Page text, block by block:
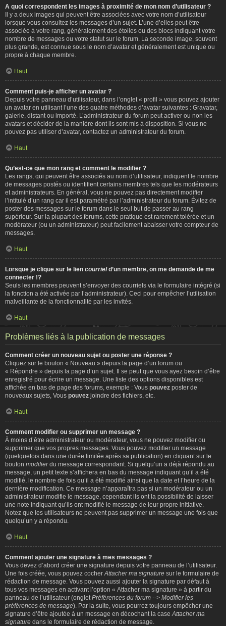
A quoi correspondent les images à proximité de mon nom d’utilisateur ?
Il y a deux images qui peuvent être associées avec votre nom d’utilisateur
lorsque vous consultez les messages d’un sujet. L’une d’elles peut être
associée à votre rang, généralement des étoiles ou des blocs indiquant votre
nombre de messages ou votre statut sur le forum. La seconde image, souvent
plus grande, est connue sous le nom d’avatar et généralement est unique ou
propre à chaque membre.
Haut
Comment puis-je afficher un avatar ?
Depuis votre panneau d’utilisateur, dans l’onglet « profil » vous pouvez ajouter
un avatar en utilisant l’une des quatre méthodes d’avatar suivantes : Gravatar,
galerie, distant ou importé. L’administrateur du forum peut activer ou non les
avatars et décider de la manière dont ils sont mis à disposition. Si vous ne
pouvez pas utiliser d’avatar, contactez un administrateur du forum.
Haut
Qu’est-ce que mon rang et comment le modifier ?
Les rangs, qui peuvent être associés au nom d’utilisateur, indiquent le nombre
de messages postés ou identifient certains membres tels que les modérateurs
et administrateurs. En général, vous ne pouvez pas directement modifier
l’intitulé d’un rang car il est paramétré par l’administrateur du forum. Évitez de
poster des messages sur le forum dans le seul but de passer au rang
supérieur. Sur la plupart des forums, cette pratique est rarement tolérée et un
modérateur (ou un administrateur) peut facilement abaisser votre compteur de
messages.
Haut
Lorsque je clique sur le lien courrield’un membre, on me demande de me
connecter !?
Seuls les membres peuvent s’envoyer des courriels via le formulaire intégré (si
la fonction a été activée par l’administrateur). Ceci pour empêcher l’utilisation
malveillante de la fonctionnalité par les invités.
Haut
Problèmes liés à la publication de messages
Comment créer un nouveau sujet ou poster une réponse ?
Cliquez sur le bouton « Nouveau » depuis la page d’un forum ou
« Répondre » depuis la page d’un sujet. Il se peut que vous ayez besoin d’être
enregistré pour écrire un message. Une liste des options disponibles est
affichée en bas de page des forums, exemple : Vous pouvez poster de
nouveaux sujets, Vous pouvez joindre des fichiers, etc.
Haut
Comment modifier ou supprimer un message ?
À moins d’être administrateur ou modérateur, vous ne pouvez modifier ou
supprimer que vos propres messages. Vous pouvez modifier un message
(quelquefois dans une durée limitée après sa publication) en cliquant sur le
bouton modifierdu message correspondant. Si quelqu’un a déjà répondu au
message, un petit texte s’affichera en bas du message indiquant qu’il a été
modifié, le nombre de fois qu’il a été modifié ainsi que la date et l’heure de la
dernière modification. Ce message n’apparaîtra pas si un modérateur ou un
administrateur modifie le message, cependant ils ont la possibilité de laisser
une note indiquant qu’ils ont modifié le message de leur propre initiative.
Notez que les utilisateurs ne peuvent pas supprimer un message une fois que
quelqu’un y a répondu.
Haut
Comment ajouter une signature à mes messages ?
Vous devez d’abord créer une signature depuis votre panneau de l’utilisateur.
Une fois créée, vous pouvez cocher Attacher ma signature sur le formulaire de
rédaction de message. Vous pouvez aussi ajouter la signature par défaut à
tous vos messages en activant l’option « Attacher ma signature » à partir du
panneau de l’utilisateur (onglet Préférences du forum --> Modifier les
préférences de message). Par la suite, vous pourrez toujours empêcher une
signature d’être ajoutée à un message en décochant la case Attacher ma
signature dans le formulaire de rédaction de message.